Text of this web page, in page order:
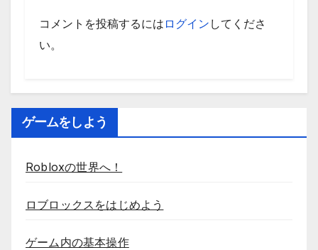
コメントを投稿するには ログイン してくださ
い。
ゲームをしよう
Robloxの世界へ！
ロブロックスをはじめよう
ゲーム内の基本操作